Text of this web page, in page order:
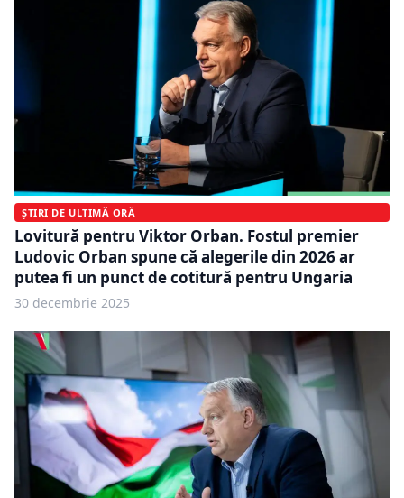
ȘTIRI DE ULTIMĂ ORĂ
Lovitură pentru Viktor Orban. Fostul premier
Ludovic Orban spune că alegerile din 2026 ar
putea fi un punct de cotitură pentru Ungaria
30 decembrie 2025